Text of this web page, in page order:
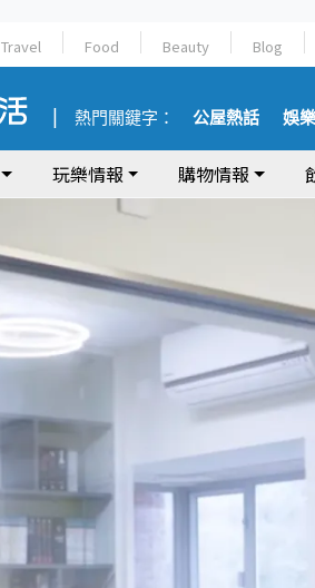
Travel Food Beauty Blog
熱門關鍵字： 公屋熱話 娛
玩樂情報 購物情報